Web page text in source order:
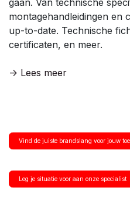
montagehandleidingen en
up-to-date. Technische
certificaten, en meer.
-> Lees meer
Vind de juiste brandslang voor jouw
Leg je situatie voor aan onze specialist